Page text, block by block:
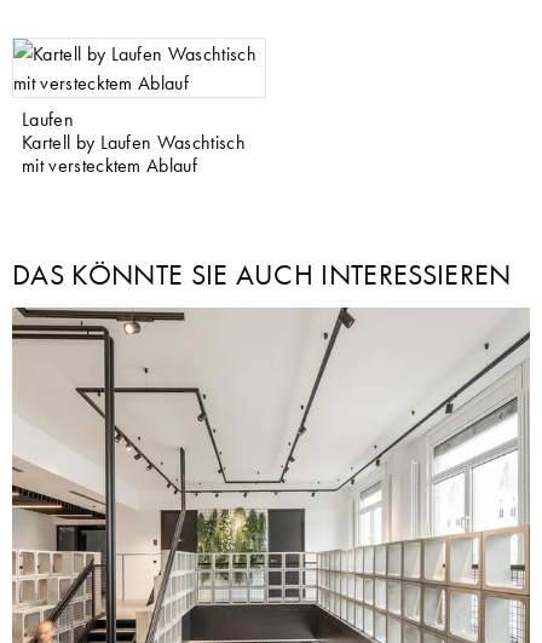
Laufen
Kartell by Laufen Waschtisch
mit verstecktem Ablauf
DAS KÖNNTE SIE AUCH INTERESSIEREN